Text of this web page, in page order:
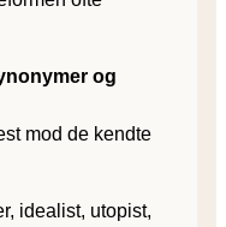
og
mod de kendte
idealist, utopist,